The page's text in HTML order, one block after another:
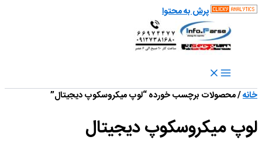
پرش به محتوا
خانه/ محصولات برچسب خورده “لوپ میکروسکوپ دیجیتال”
لوپ میکروسکوپ دیجیتال